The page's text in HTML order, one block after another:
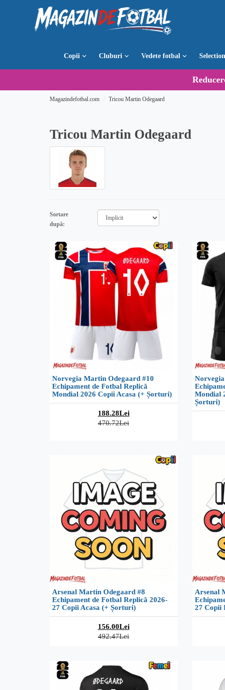
Copii Cluburi Vedete fotbal
Magazindefotbal.com Tricou Martin Odegaard
Tricou Martin Odegaard
Sortare
după:
Norvegia Martin Odegaard #10
Echipament de Fotbal Replică
Mondial 2026 Copii Acasa (+ Șorturi)
188.28Lei
470.72Lei
Mondial
Șorturi)
Arsenal Martin Odegaard #8
Echipament de Fotbal Replică 2026-
27 Copii Acasa (+ Șorturi)
156.00Lei
492.47Lei
Arsenal
27 Copii